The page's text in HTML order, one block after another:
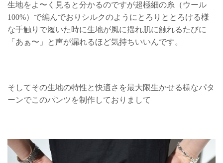
生地をよ〜く見ると分かるのですが超極細の糸（ウール
100%）で編んでおりシルクのようにとろりととろける様
な手触りで履いた時に生地が風に揺れ肌に触れるたびに
「あぁ〜」と声が漏れるほど気持ちいいんです。
そしてその生地の特性と快適さを最大限生かせる様なパタ
ーンでこのパンツを制作しておりまして